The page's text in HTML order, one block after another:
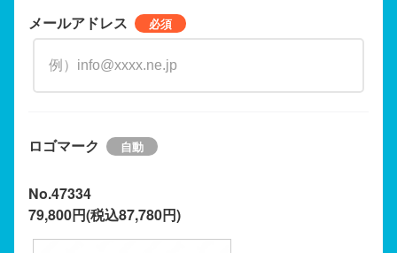
メールアドレス
ロゴマーク
No.47334
79,800円(税込87,780円)